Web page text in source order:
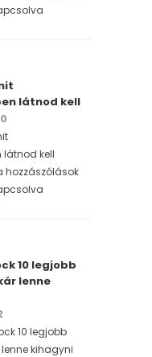
látnod kell
0
látnod kell
hozzászólások
10 legjobb
lenne
10 legjobb
kihagyni